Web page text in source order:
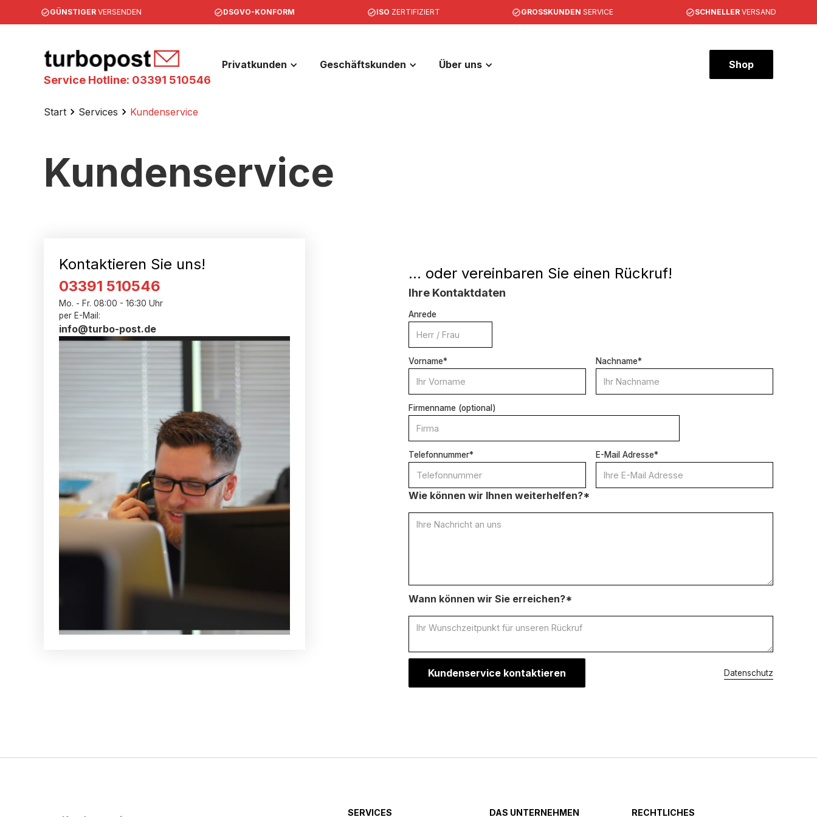
GÜNSTIGERVERSENDEN DSGVO-KONFORM ISO ZERTIFIZIERT GROSSKUNDEN SERVICE SCHNELLER VERSAND
Service Hotline: 03391 510546
Privatkunden Geschäftskunden Über uns Shop
Start Services Kundenservice
Kundenservice
Kontaktieren Sie uns!
03391 510546
Mo. - Fr. 08:00 - 16:30 Uhr
per E-Mail:
info@turbo-post.de
... oder vereinbaren Sie einen Rückruf!
Ihre Kontaktdaten
Anrede
Vorname*
Telefonnummer* E-Mail Adresse*
Nachname*
Firmenname (optional)
Wie können wir Ihnen weiterhelfen?*
Wann können wir Sie erreichen?*
Datenschutz
SERVICES DAS UNTERNEHMEN RECHTLICHES